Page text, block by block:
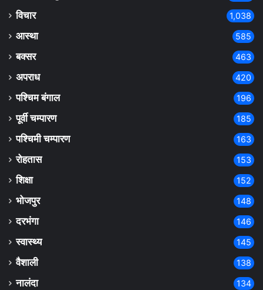
विचार 1,038
आस्था 585
बक्सर 463
अपराध 420
पश्चिम बंगाल 196
पूर्वी चम्पारण 185
पश्चिमी चम्पारण 163
रोहतास 153
शिक्षा 152
भोजपुर 148
दरभंगा 146
स्वास्थ्य 145
वैशाली 138
नालंदा 134